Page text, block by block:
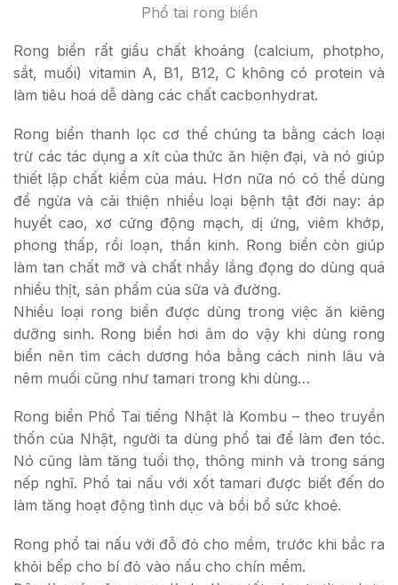
Phổ tai rong biển
Rong biển rất giầu chất khoáng (calcium, photpho,
sắt, muối) vitamin A, B1, B12, C không có protein và
làm tiêu hoá dễ dàng các chất cacbonhydrat.
Rong biển thanh lọc cơ thể chúng ta bằng cách loại
trừ các tác dụng a xít của thức ăn hiện đại, và nó giúp
thiết lập chất kiềm của máu. Hơn nữa nó có thể dùng
để ngừa và cải thiện nhiều loại bệnh tật đời nay: áp
huyết cao, xơ cứng động mạch, dị ứng, viêm khớp,
phong thấp, rồi loạn, thần kinh. Rong biển còn giúp
làm tan chất mỡ và chất nhầy lắng đọng do dùng quá
nhiều thịt, sản phẩm của sữa và đường.
Nhiều loại rong biển được dùng trong việc ăn kiêng
dưỡng sinh. Rong biển hơi âm do vậy khi dùng rong
biển nên tìm cách dương hóa bằng cách ninh lâu và
nêm muối cũng như tamari trong khi dùng…
Rong biển Phổ Tai tiếng Nhật là Kombu – theo truyền
thốn của Nhật, người ta dùng phổ tai để làm đen tóc.
Nó cũng làm tăng tuổi thọ, thông minh và trong sáng
nếp nghĩ. Phổ tai nấu với xốt tamari được biết đến do
làm tăng hoạt động tình dục và bồi bổ sức khoẻ.
Rong phổ tai nấu với đỗ đỏ cho mềm, trước khi bắc ra
khỏi bếp cho bí đỏ vào nấu cho chín mềm.